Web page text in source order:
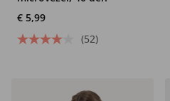
€ 5,99
(52)